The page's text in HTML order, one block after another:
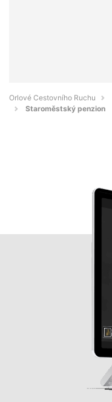
Orlové Cestovního Ruchu
Staroměstský penzion